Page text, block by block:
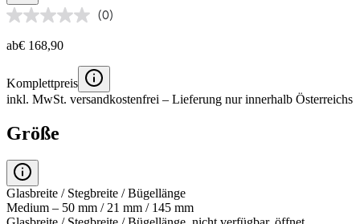
(0)
ab€ 168,90
Komplettpreis
inkl. MwSt. versandkostenfrei – Lieferung nur innerhalb Österreichs
Größe
Glasbreite / Stegbreite / Bügellänge
Medium – 50 mm / 21 mm / 145 mm